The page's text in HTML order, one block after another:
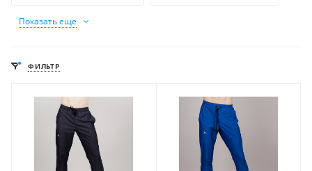
Показать еще
ФИЛЬТР